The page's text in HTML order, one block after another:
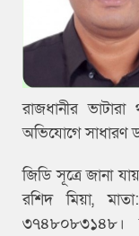
রাজধানীর
অভিযোগে সাধারণ
জিডি সূত্রে জানা
রশিদ মিয়া,
৩৭৪৮০৮৩১৪৮।